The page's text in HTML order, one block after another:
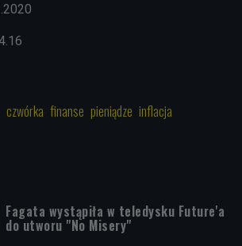
.2020
czwórka finanse pieniądze inflacja
Fagata wystąpiła w teledysku Future'a
do utworu "No Misery"